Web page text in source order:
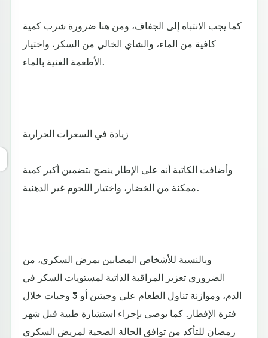
كما يجب الانتباه إلى الجفاف، ومن هنا ضرورة شرب كمية
كافية من الماء، والشاي الخالي من السكر، واختيار
الأطعمة الغنية بالماء.
زيادة في السعرات الحرارية
وأضافت الكاتبة أنه على الإطار ينصح بتضمين أكبر كمية
ممكنة من الخضار، واختيار اللحوم غير الدهنية.
وبالنسبة للأشخاص المصابين بمرض السكري، من
الضروري تعزيز المراقبة الذاتية لمستويات السكر في
الدم، وموازنة تناول الطعام على وجبتين أو 3 وجبات خلال
فترة الإفطار. كما يوصى بإجراء استشارة طبية قبل شهر
رمضان للتأكد من توافق الحالة الصحية لمريض السكري